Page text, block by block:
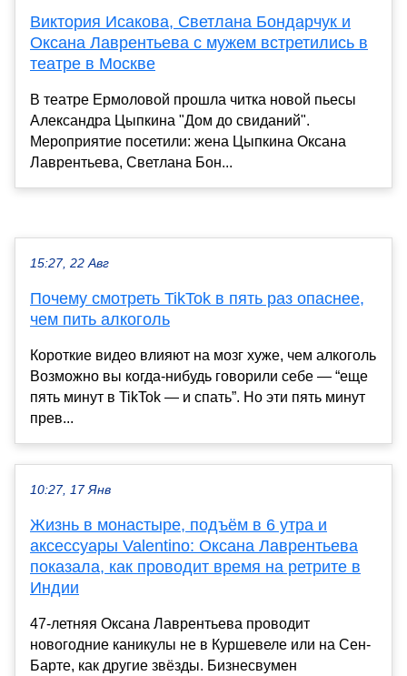
Виктория Исакова, Светлана Бондарчук и
Оксана Лаврентьева с мужем встретились в
театре в Москве
В театре Ермоловой прошла читка новой пьесы
Александра Цыпкина "Дом до свиданий".
Мероприятие посетили: жена Цыпкина Оксана
Лаврентьева, Светлана Бон...
15:27, 22 Авг
Почему смотреть TikTok в пять раз опаснее,
чем пить алкоголь
Короткие видео влияют на мозг хуже, чем алкоголь
Возможно вы когда-нибудь говорили себе — “еще
пять минут в TikTok — и спать”. Но эти пять минут
прев...
10:27, 17 Янв
Жизнь в монастыре, подъём в 6 утра и
аксессуары Valentino: Оксана Лаврентьева
показала, как проводит время на ретрите в
Индии
47-летняя Оксана Лаврентьева проводит
новогодние каникулы не в Куршевеле или на Сен-
Барте, как другие звёзды. Бизнесвумен